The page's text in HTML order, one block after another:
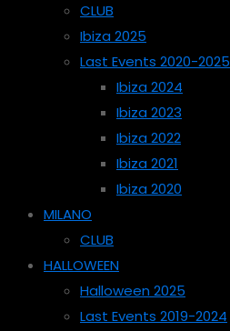
CLUB
Ibiza 2025
Last Events 2020-2025
Ibiza 2024
Ibiza 2023
Ibiza 2022
Ibiza 2021
Ibiza 2020
MILANO
CLUB
HALLOWEEN
Halloween 2025
Last Events 2019-2024